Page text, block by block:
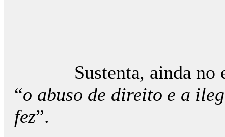
Sustenta, ainda no
“o abuso de direito e a
fez”.